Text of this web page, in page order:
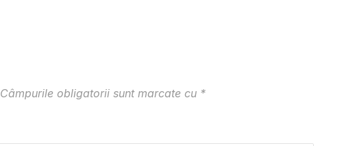
Câmpurile obligatorii sunt marcate cu *